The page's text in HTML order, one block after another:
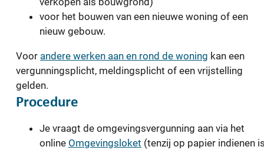
voor het bouwen van een nieuwe woning of een
nieuw gebouw.
Voor andere werken aan en rond de woning kan een
vergunningsplicht, meldingsplicht of een vrijstelling
gelden.
Procedure
Je vraagt de omgevingsvergunning aan via het
online Omgevingsloket (tenzij op papier indienen